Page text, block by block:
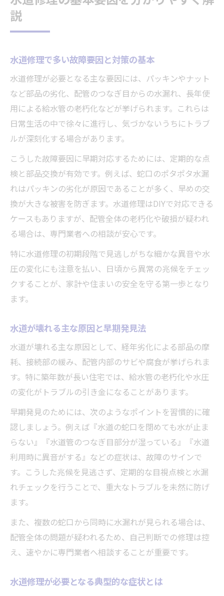
パッキン劣化による水道修理の注意点
蛇口ポタポタ修理に必要な準備と手順
水道修理で再発を防ぐ定期点検のコツ
自分でできる水道修理のポイント
自分でできる水道修理の基本ステップ解説
水道修理に必要な道具と選び方のポイント
水道修理の安全な始め方と注意事項
ポタポタ修理を自分で行うコツと手順
蛇口水漏れ修理で役立つDIYテクニック
水道がチョロチョロしか出ない場合の要因
水道修理で解決する水量不足の主な原因
水道修理で確認すべきパーツと対処法
つなぎ目水漏れの水道修理実践ポイント
配管水漏れ修理で重要なチェック項目
水道修理で使える防水テープの活用法
水道修理で配管破裂を防ぐための注意点
つなぎ目水漏れの応急処置と再発防止策
経年劣化が招く水道トラブルの特徴
経年劣化による水道修理の必要性を解説
年数が経った水道のトラブルと修理対策
水道修理で防ぐ経年劣化トラブルのコツ
説
水道修理で多い故障要因と対策の基本
水道修理が必要となる主な要因には、パッキンやナット
など部品の劣化、配管のつなぎ目からの水漏れ、長年使
用による給水管の老朽化などが挙げられます。これらは
日常生活の中で徐々に進行し、気づかないうちにトラブ
ルが深刻化する場合があります。
こうした故障要因に早期対応するためには、定期的な点
検と部品交換が有効です。例えば、蛇口のポタポタ水漏
れはパッキンの劣化が原因であることが多く、早めの交
換が大きな被害を防ぎます。水道修理はDIYで対応できる
ケースもありますが、配管全体の老朽化や破損が疑われ
る場合は、専門業者への相談が安心です。
特に水道修理の初期段階で見逃しがちな細かな異音や水
圧の変化にも注意を払い、日頃から異常の兆候をチェッ
クすることが、家計や住まいの安全を守る第一歩となり
ます。
水道が壊れる主な原因と早期発見法
水道が壊れる主な原因として、経年劣化による部品の摩
耗、接続部の緩み、配管内部のサビや腐食が挙げられま
す。特に築年数が長い住宅では、給水管の老朽化や水圧
の変化がトラブルの引き金になることがあります。
早期発見のためには、次のようなポイントを習慣的に確
認しましょう。例えば『水道の蛇口を閉めても水が止ま
らない』『水道管のつなぎ目部分が湿っている』『水道
利用時に異音がする』などの症状は、故障のサインで
す。こうした兆候を見逃さず、定期的な目視点検と水漏
れチェックを行うことで、重大なトラブルを未然に防げ
ます。
また、複数の蛇口から同時に水漏れが見られる場合は、
配管全体の問題が疑われるため、自己判断での修理は控
え、速やかに専門業者へ相談することが重要です。
水道修理が必要となる典型的な症状とは